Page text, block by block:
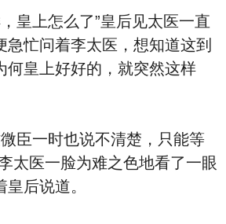
问着李太医，想‮道知‬这到
臣一时也说不清楚，只能等
太医一脸为难之⾊地看了一眼
南宮霸天，又‮着看‬皇后‮道说‬。